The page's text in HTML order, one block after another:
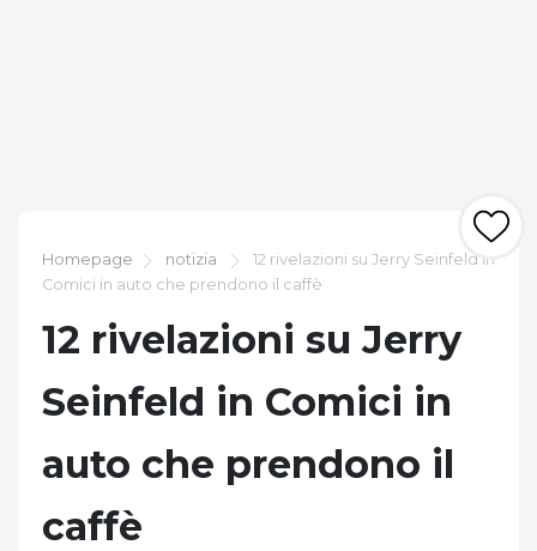
Homepage notizia
12 rivelazioni su Jerry Seinfeld in
Comici in auto che prendono il caffè
12 rivelazioni su Jerry
Seinfeld in Comici in
auto che prendono il
caffè